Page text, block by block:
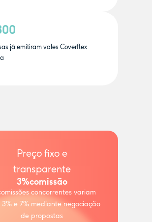
já emitiram vales Coverflex
Preço fixo e
transparente
3%comissão
concorrentes variam
e 7% mediante negociação
de propostas